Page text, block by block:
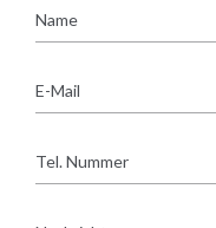
Mail
Nummer